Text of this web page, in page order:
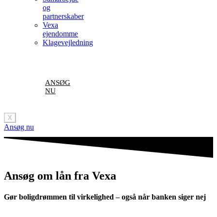
og
partnerskaber
Vexa
ejendomme
Klagevejledning
ANSØG
NU
X
Ansøg nu
Ansøg om lån fra Vexa
Gør boligdrømmen til virkelighed – også når banken siger nej